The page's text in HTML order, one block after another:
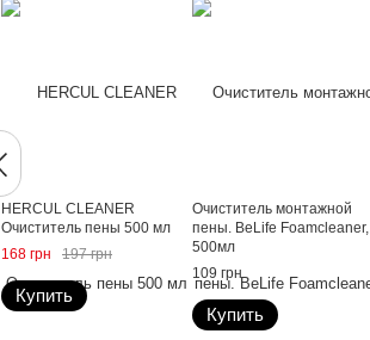
HERCUL CLEANER
Очиститель пены 500 мл
168 грн
197 грн
Купить
Очиститель монтажной
пены. BeLife Foamcleaner,
500мл
109 грн
Купить